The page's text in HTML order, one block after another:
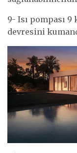
9- Isı pompası 9
devresini